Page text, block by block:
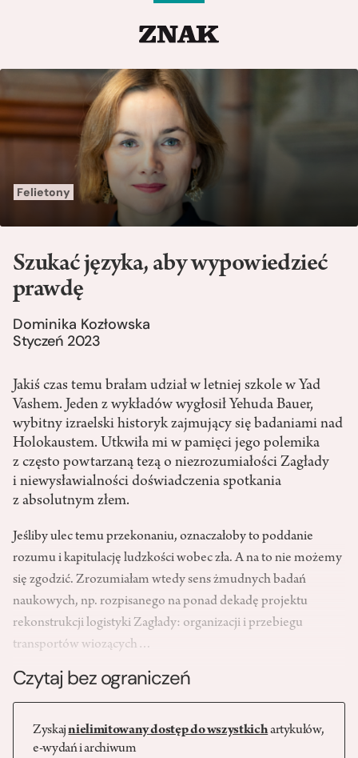
Felietony
Szukać języka, aby wypowiedzieć
prawdę
Dominika Kozłowska
Styczeń 2023
Jakiś czas temu brałam udział w letniej szkole w Yad
Vashem. Jeden z wykładów wygłosił Yehuda Bauer,
wybitny izraelski historyk zajmujący się badaniami nad
Holokaustem. Utkwiła mi w pamięci jego polemika
z często powtarzaną tezą o niezrozumiałości Zagłady
i niewysławialności doświadczenia spotkania
z absolutnym złem.
Jeśliby ulec temu przekonaniu, oznaczałoby to poddanie
rozumu i kapitulację ludzkości wobec zła. A na to nie możemy
się zgodzić. Zrozumiałam wtedy sens żmudnych badań
naukowych, np. rozpisanego na ponad dekadę projektu
rekonstrukcji logistyki Zagłady: organizacji i przebiegu
transportów wiozących…
Czytaj bez ograniczeń
Zyskajnielimitowany dostęp do wszystkichartykułów,
e-wydań i archiwum